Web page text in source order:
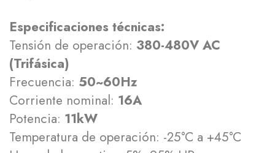
Especificaciones técnicas:
Tensión de operación: 380-480V AC
(Trifásica)
Frecuencia: 50~60Hz
Corriente nominal: 16A
Potencia: 11kW
Temperatura de operación: -25°C a +45°C